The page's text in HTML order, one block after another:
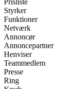
Prisliste
Styrker
Funktioner
Netværk
Annoncør
Annoncepartner
Henviser
Teammedlem
Presse
Ring